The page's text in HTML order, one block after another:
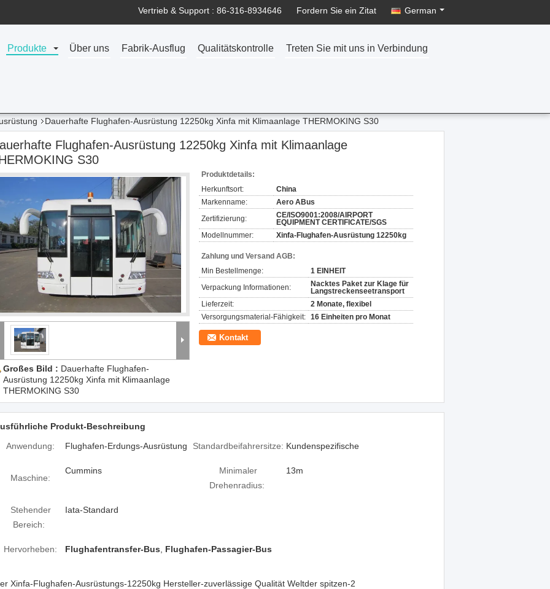
Vertrieb & Support : 86-316-8934646 Fordern Sie ein Zitat German
Produkte Über uns Fabrik-Ausflug Qualitätskontrolle Treten Sie mit uns in Verbindung
Dauerhafte Flughafen-Ausrüstung 12250kg Xinfa mit Klimaanlage THERMOKING S30
Flughafen-Ausrüstung 12250kg Xinfa mit Klimaanlage
S30
Großes Bild : Dauerhafte Flughafen-
Ausrüstung 12250kg Xinfa mit Klimaanlage
THERMOKING S30
Produktdetails:
Herkunftsort:
China
Markenname:
Aero ABus
Zertifizierung:
CE/ISO9001:2008/AIRPORT
EQUIPMENT CERTIFICATE/SGS
Modellnummer:
Xinfa-Flughafen-Ausrüstung 12250kg
Zahlung und Versand AGB:
Min Bestellmenge:
1 EINHEIT
Verpackung Informationen:
Nacktes Paket zur Klage für
Langstreckenseetransport
Lieferzeit:
2 Monate, flexibel
Versorgungsmaterial-Fähigkeit: 16 Einheiten pro Monat
Kontakt
Produkt-Beschreibung
Anwendung:
Flughafen-Erdungs-Ausrüstung Standardbeifahrersitze: Kundenspezifische
Maschine:
Cummins
Minimaler
Drehenradius:
13m
Stehender
Bereich:
Iata-Standard
Hervorheben: Flughafentransfer-Bus Flughafen-Passagier-Bus
Xinfa-Flughafen-Ausrüstungs-12250kg Hersteller-zuverlässige Qualität Weltder spitzen-2